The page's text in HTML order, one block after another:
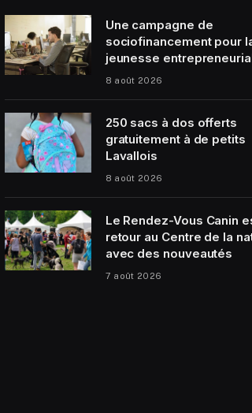
Une campagne de
sociofinancement pour
jeunesse
8 août 2026
250 sacs à dos offerts
gratuitement à de petits
Lavallois
8 août 2026
Le Rendez-Vous Canin
retour au Centre de la
avec des nouveautés
7 août 2026